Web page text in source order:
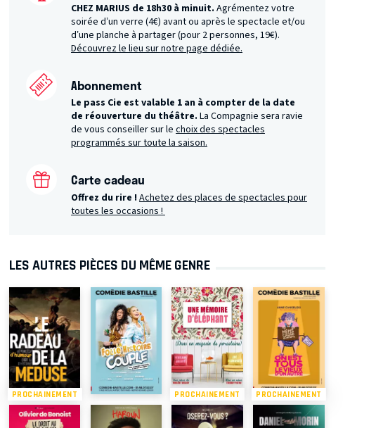
CHEZ MARIUS de 18h30 à minuit. Agrémentez votre
soirée d’un verre (4€) avant ou après le spectacle et/ou
d’une planche à partager (pour 2 personnes, 19€).
Découvrez le lieu sur notre page dédiée.
Abonnement
Le pass Cie est valable 1 an à compter de la date
de réouverture du théâtre. La Compagnie sera ravie
de vous conseiller sur le choix des spectacles
programmés sur toute la saison.
Carte cadeau
Offrez du rire ! Achetez des places de spectacles pour
toutes les occasions !
LES AUTRES PIÈCES DU MÊME GENRE
PROCHAINEMENT PROCHAINEMENT PROCHAINEMENT